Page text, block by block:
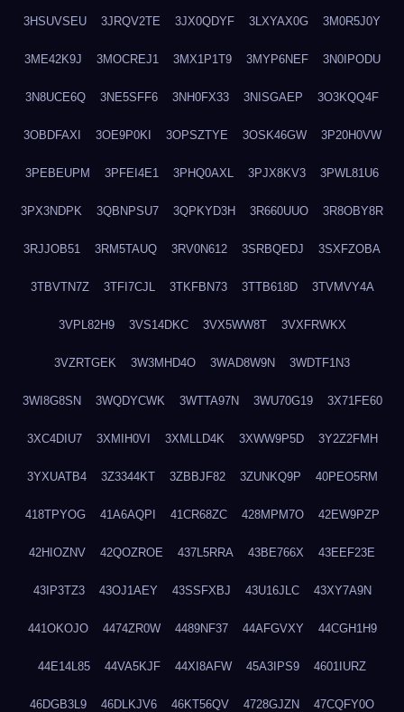
3HSUVSEU 3JRQV2TE 3JX0QDYF 3LXYAX0G 3M0R5J0Y
3ME42K9J 3MOCREJ1 3MX1P1T9 3MYP6NEF 3N0IPODU
3N8UCE6Q 3NE5SFF6 3NH0FX33 3NISGAEP 3O3KQQ4F
3OBDFAXI 3OE9P0KI 3OPSZTYE 3OSK46GW 3P20H0VW
3PEBEUPM 3PFEI4E1 3PHQ0AXL 3PJX8KV3 3PWL81U6
3PX3NDPK 3QBNPSU7 3QPKYD3H 3R660UUO 3R8OBY8R
3RJJOB51 3RM5TAUQ 3RV0N612 3SRBQEDJ 3SXFZOBA
3TBVTN7Z 3TFI7CJL 3TKFBN73 3TTB618D 3TVMVY4A
3VPL82H9 3VS14DKC 3VX5WW8T 3VXFRWKX
3VZRTGEK 3W3MHD4O 3WAD8W9N 3WDTF1N3
3WI8G8SN 3WQDYCWK 3WTTA97N 3WU70G19 3X71FE60
3XC4DIU7 3XMIH0VI 3XMLLD4K 3XWW9P5D 3Y2Z2FMH
3YXUATB4 3Z3344KT 3ZBBJF82 3ZUNKQ9P 40PEO5RM
418TPYOG 41A6AQPI 41CR68ZC 428MPM7O 42EW9PZP
42HIOZNV 42QOZROE 437L5RRA 43BE766X 43EEF23E
43IP3TZ3 43OJ1AEY 43SSFXBJ 43U16JLC 43XY7A9N
441OKOJO 4474ZR0W 4489NF37 44AFGVXY 44CGH1H9
44E14L85 44VA5KJF 44XI8AFW 45A3IPS9 4601IURZ
46DGB3L9 46DLKJV6 46KT56QV 4728GJZN 47CQFY0O